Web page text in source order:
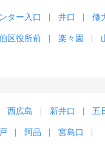
ター入口 井口 修
区役所前 楽々園
西広島 新井口 五
阿品 宮島口